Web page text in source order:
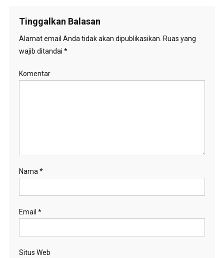
Tinggalkan Balasan
Alamat email Anda tidak akan dipublikasikan. Ruas yang
wajib ditandai *
Komentar
Nama *
Email *
Situs Web